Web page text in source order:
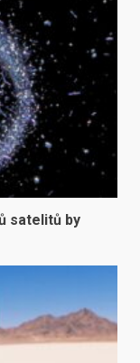
satelitů by